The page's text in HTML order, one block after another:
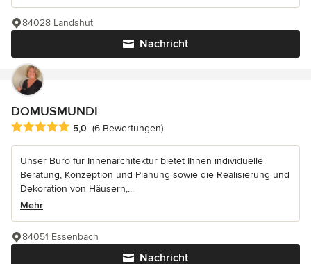
Nachricht
84028 Landshut
DOMUSMUNDI
Durchschnittliche Bewertung: 5 von 5 Sternen
5,0 (6 Bewertungen)
Unser Büro für Innenarchitektur bietet Ihnen individuelle
Beratung, Konzeption und Planung sowie die Realisierung und
Dekoration von Häusern,...
Mehr
Nachricht
84051 Essenbach